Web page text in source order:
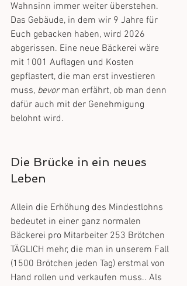
Wahnsinn immer weiter überstehen.
Das Gebäude, in dem wir 9 Jahre für
Euch gebacken haben, wird 2026
abgerissen. Eine neue Bäckerei wäre
mit 1001 Auflagen und Kosten
gepflastert, die man erst investieren
muss, bevor man erfährt, ob man denn
dafür auch mit der Genehmigung
belohnt wird.
Die Brücke in ein neues
Leben
Allein die Erhöhung des Mindestlohns
bedeutet in einer ganz normalen
Bäckerei pro Mitarbeiter 253 Brötchen
TÄGLICH mehr, die man in unserem Fall
(1500 Brötchen jeden Tag) erstmal von
Hand rollen und verkaufen muss.. Als